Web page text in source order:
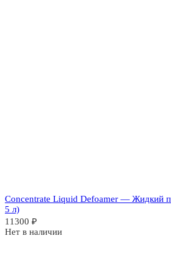
Concentrate Liquid Defoamer — Жидкий
5 л)
11300 ₽
Нет в наличии